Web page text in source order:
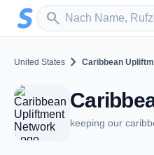
Zum Hauptinhalt springen
search
Sender suchen
United States chevron_right Caribbean
keeping our